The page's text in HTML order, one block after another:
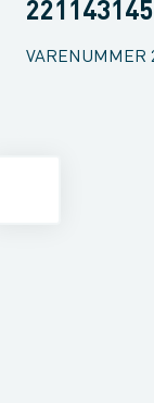
VARENUMMER